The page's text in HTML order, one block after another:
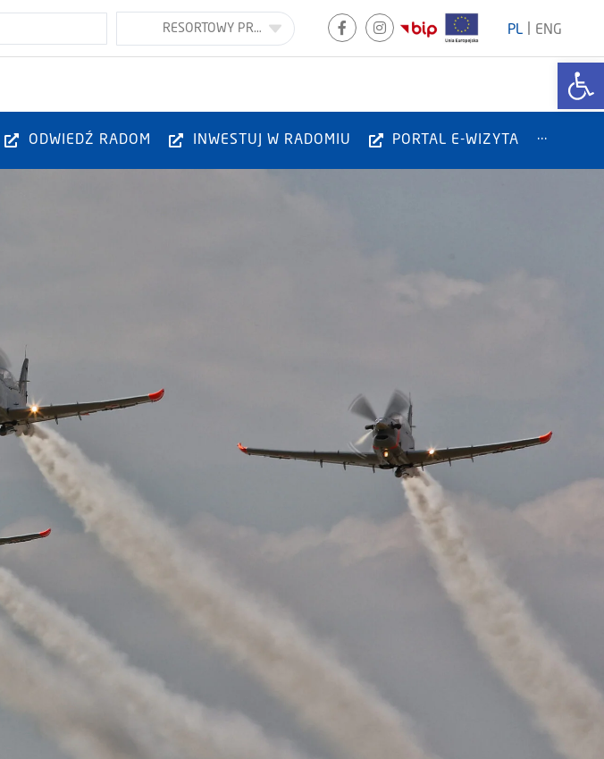
RESORTOWY PROGRAM „ASYSTENT OSOBISTY OSOBY NIEPEŁNOSPRAWNEJ” REALIZOWANY PRZEZ GMINĘ MIASTA RADOMIA PL ENG
ODWIEDŹ RADOM INWESTUJ W RADOMIU PORTAL E-WIZYTA ···